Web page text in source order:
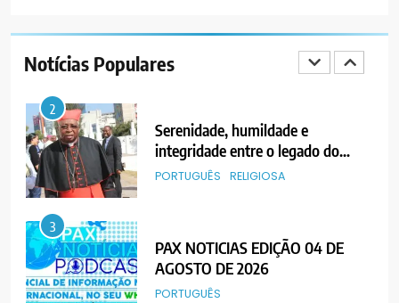
Notícias Populares
integridade entre o legado do
PORTUGUÊS
3
PAX NOTICIAS EDIÇÃO 04 DE
AGOSTO DE 2026
PORTUGUÊS
4
PAX NOTICIAS EDIÇÃO 03 DE
AGOSTO DE 2026
PORTUGUÊS